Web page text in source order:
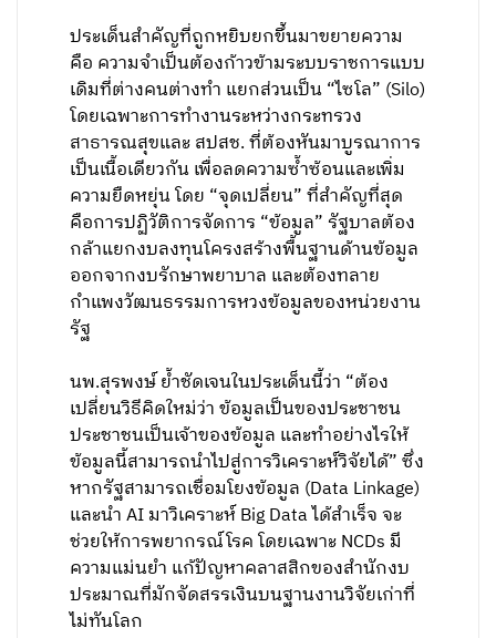
ประเด็นสำคัญที่ถูกหยิบยกขึ้นมาขยายความ
คือ ความจำเป็นต้องก้าวข้ามระบบราชการแบบ
เดิมที่ต่างคนต่างทำ แยกส่วนเป็น “ไซโล” (Silo)
โดยเฉพาะการทำงานระหว่างกระทรวง
สาธารณสุขและ สปสช. ที่ต้องหันมาบูรณาการ
เป็นเนื้อเดียวกัน เพื่อลดความซ้ำซ้อนและเพิ่ม
ความยืดหยุ่น โดย “จุดเปลี่ยน” ที่สำคัญที่สุด
คือการปฏิวัติการจัดการ “ข้อมูล” รัฐบาลต้อง
กล้าแยกงบลงทุนโครงสร้างพื้นฐานด้านข้อมูล
ออกจากงบรักษาพยาบาล และต้องทลาย
กำแพงวัฒนธรรมการหวงข้อมูลของหน่วยงาน
รัฐ
นพ.สุรพงษ์ ย้ำชัดเจนในประเด็นนี้ว่า “ต้อง
เปลี่ยนวิธีคิดใหม่ว่า ข้อมูลเป็นของประชาชน
ประชาชนเป็นเจ้าของข้อมูล และทำอย่างไรให้
ข้อมูลนี้สามารถนำไปสู่การวิเคราะห์วิจัยได้” ซึ่ง
หากรัฐสามารถเชื่อมโยงข้อมูล (Data Linkage)
และนำ AI มาวิเคราะห์ Big Data ได้สำเร็จ จะ
ช่วยให้การพยากรณ์โรค โดยเฉพาะ NCDs มี
ความแม่นยำ แก้ปัญหาคลาสสิกของสำนักงบ
ประมาณที่มักจัดสรรเงินบนฐานงานวิจัยเก่าที่
ไม่ทันโลก